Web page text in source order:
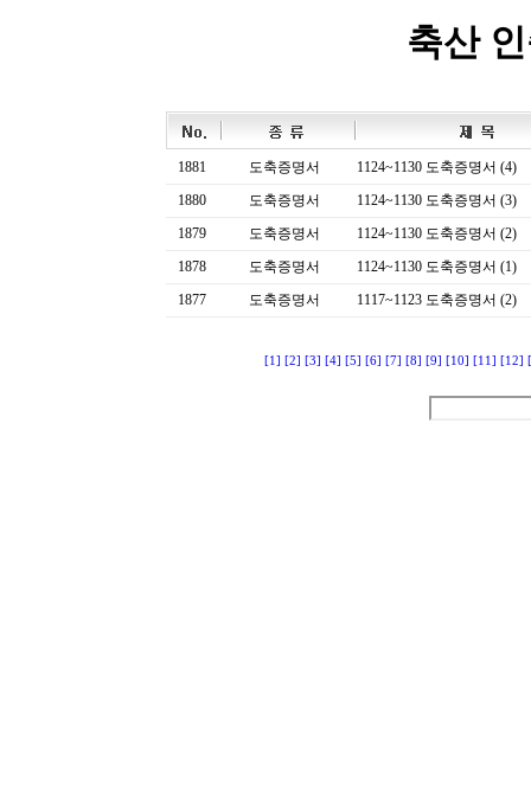
축산
1881 도축증명서
1124~1130 도축증명서 (4)
1880
도축증명서
1124~1130 도축증명서 (3)
1879
도축증명서
1124~1130 도축증명서 (2)
1878
도축증명서
1124~1130 도축증명서 (1)
1877
도축증명서 1117~1123 도축증명서 (2)
[1] [2] [3] [4] [5] [6] [7] [8] [9] [10] [11] [12]